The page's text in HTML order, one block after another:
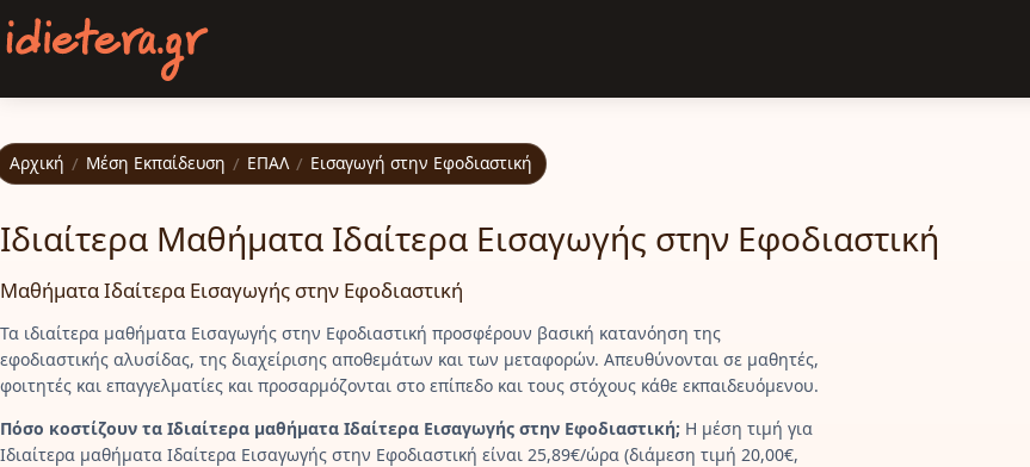
Παράκαμψη προς το κυρίως περιεχόμενο
Αρχική / Μέση Εκπαίδευση / ΕΠΑΛ / Εισαγωγή στην Εφοδιαστική
Ιδιαίτερα Μαθήματα Ιδαίτερα Εισαγωγής στην Εφοδιαστική
Μαθήματα Ιδαίτερα Εισαγωγής στην Εφοδιαστική
Τα ιδιαίτερα μαθήματα Εισαγωγής στην Εφοδιαστική προσφέρουν βασική κατανόηση της
εφοδιαστικής αλυσίδας, της διαχείρισης αποθεμάτων και των μεταφορών. Απευθύνονται σε μαθητές,
φοιτητές και επαγγελματίες και προσαρμόζονται στο επίπεδο και τους στόχους κάθε εκπαιδευόμενου.
Πόσο κοστίζουν τα Ιδιαίτερα μαθήματα Ιδαίτερα Εισαγωγής στην Εφοδιαστική; Η μέση τιμή για
Ιδιαίτερα μαθήματα Ιδαίτερα Εισαγωγής στην Εφοδιαστική είναι 25,89€/ώρα (διάμεση τιμή 20,00€,